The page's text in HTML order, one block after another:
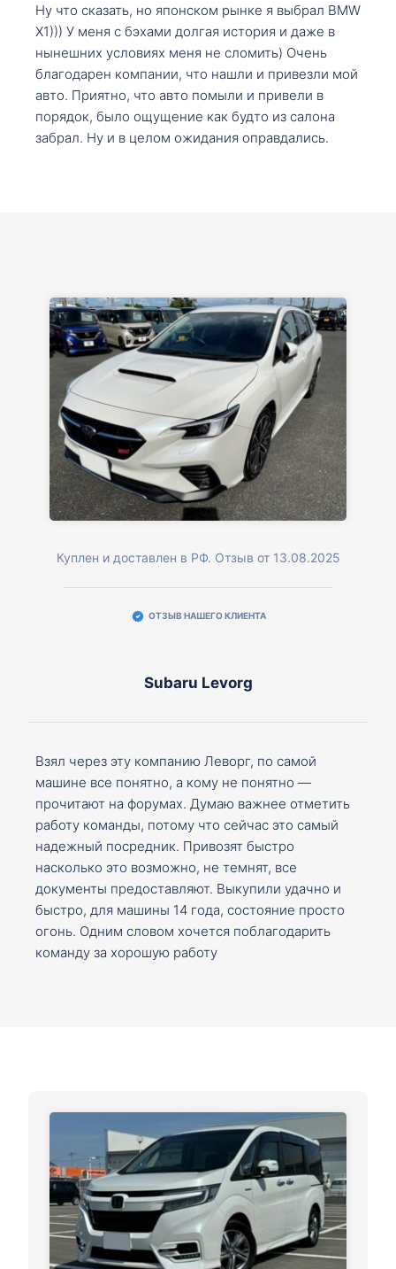
Ну что сказать, но японском рынке я выбрал BMW
X1))) У меня с бэхами долгая история и даже в
нынешних условиях меня не сломить) Очень
благодарен компании, что нашли и привезли мой
авто. Приятно, что авто помыли и привели в
порядок, было ощущение как будто из салона
забрал. Ну и в целом ожидания оправдались.
Куплен и доставлен в РФ. Отзыв от 13.08.2025
ОТЗЫВ НАШЕГО КЛИЕНТА
Subaru Levorg
Взял через эту компанию Леворг, по самой
машине все понятно, а кому не понятно —
прочитают на форумах. Думаю важнее отметить
работу команды, потому что сейчас это самый
надежный посредник. Привозят быстро
насколько это возможно, не темнят, все
документы предоставляют. Выкупили удачно и
быстро, для машины 14 года, состояние просто
огонь. Одним словом хочется поблагодарить
команду за хорошую работу